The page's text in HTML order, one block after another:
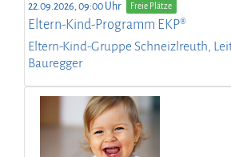
22.09.2026, 09:00 Uhr Freie Plätze
Eltern-Kind-Programm EKP®
Eltern-Kind-Gruppe Schneizlreuth,
Bauregger